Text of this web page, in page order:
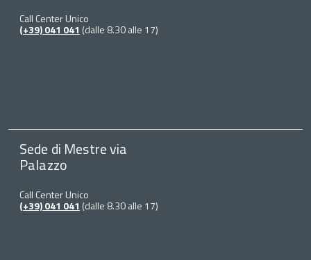
Call Center Unico
(+39) 041 041 (dalle 8.30 alle 17)
Sede di Mestre via
Palazzo
Call Center Unico
(+39) 041 041 (dalle 8.30 alle 17)